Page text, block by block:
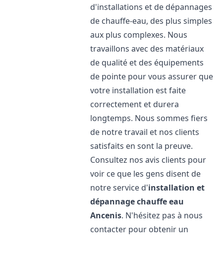
d'installations et de dépannages
de chauffe-eau, des plus simples
aux plus complexes. Nous
travaillons avec des matériaux
de qualité et des équipements
de pointe pour vous assurer que
votre installation est faite
correctement et durera
longtemps. Nous sommes fiers
de notre travail et nos clients
satisfaits en sont la preuve.
Consultez nos avis clients pour
voir ce que les gens disent de
notre service d'installation et
dépannage chauffe eau
Ancenis. N'hésitez pas à nous
contacter pour obtenir un